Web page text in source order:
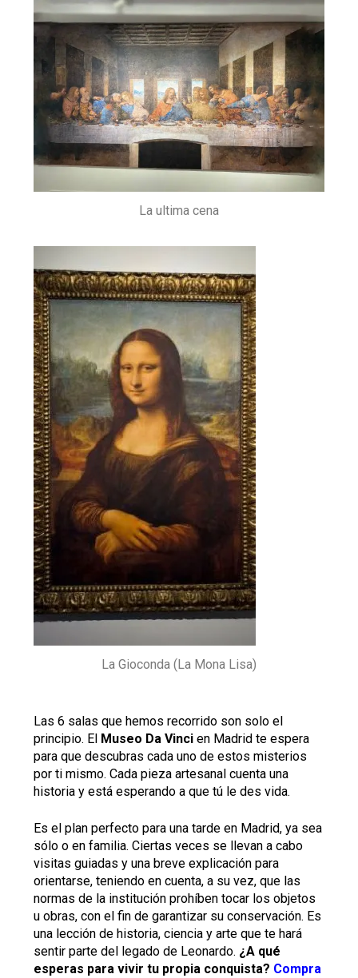
La ultima cena
La Gioconda (La Mona Lisa)
Las 6 salas que hemos recorrido son solo el
principio. El Museo Da Vinci en Madrid te espera
para que descubras cada uno de estos misterios
por ti mismo. Cada pieza artesanal cuenta una
historia y está esperando a que tú le des vida.
Es el plan perfecto para una tarde en Madrid, ya sea
sólo o en familia. Ciertas veces se llevan a cabo
visitas guiadas y una breve explicación para
orientarse, teniendo en cuenta, a su vez, que las
normas de la institución prohíben tocar los objetos
u obras, con el fin de garantizar su conservación. Es
una lección de historia, ciencia y arte que te hará
sentir parte del legado de Leonardo. ¿A qué
esperas para vivir tu propia conquista? Compra